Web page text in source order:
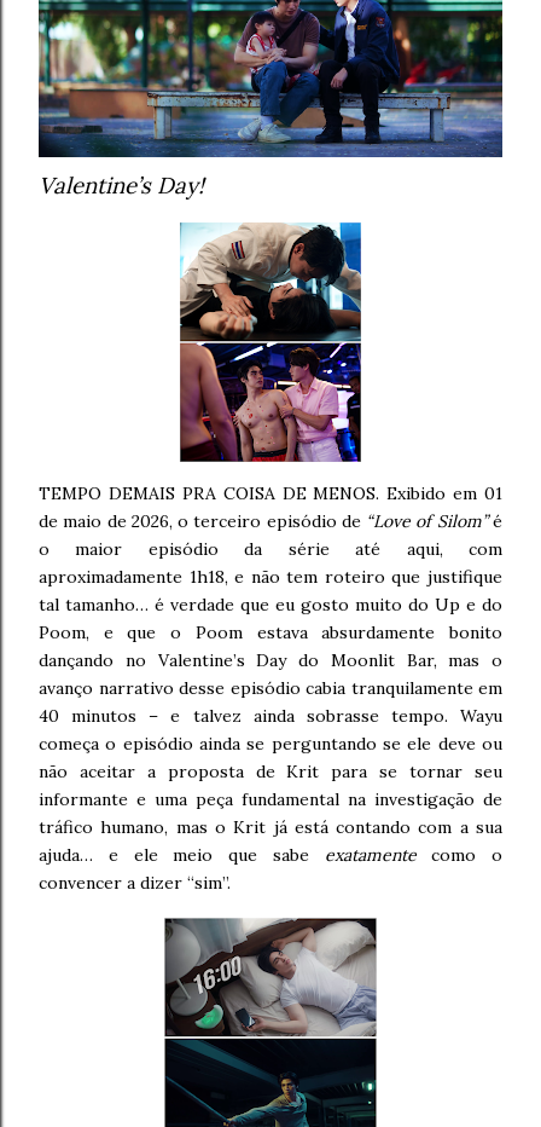
Valentine’s Day!
TEMPO DEMAIS PRA COISA DE MENOS. Exibido em 01
de maio de 2026, o terceiro episódio de “Love of Silom”é
o maior episódio da série até aqui, com
aproximadamente 1h18, e não tem roteiro que justifique
tal tamanho… é verdade que eu gosto muito do Up e do
Poom, e que o Poom estava absurdamente bonito
dançando no Valentine’s Day do Moonlit Bar, mas o
avanço narrativo desse episódio cabia tranquilamente em
40 minutos – e talvez ainda sobrasse tempo. Wayu
começa o episódio ainda se perguntando se ele deve ou
não aceitar a proposta de Krit para se tornar seu
informante e uma peça fundamental na investigação de
tráfico humano, mas o Krit já está contando com a sua
ajuda… e ele meio que sabe exatamentecomo o
convencer a dizer “sim”.